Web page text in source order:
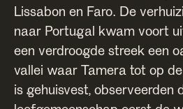
Lissabon en Faro. De
naar Portugal kwam voort
een verdroogde streek een
vallei waar Tamera tot op
is gehuisvest, observeerden